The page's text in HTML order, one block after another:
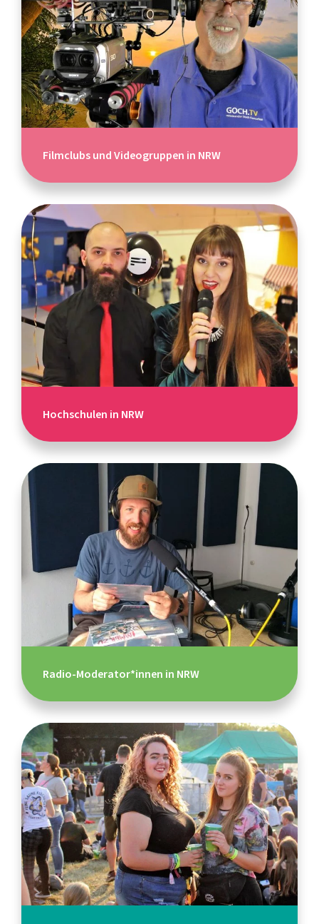
Filmclubs und Videogruppen in NRW
Hochschulen in NRW
Radio-Moderator*innen in NRW